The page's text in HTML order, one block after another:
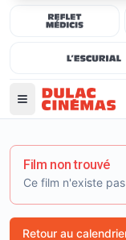
Film non trouvé
Ce film n'existe
Retour au